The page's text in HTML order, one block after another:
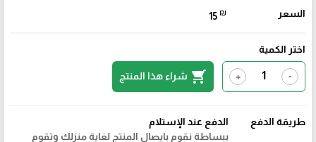
السعر 15 ₪
اختر الكمية
-
+
shopping_cart شراء هذا المنتج
طريقة الدفع
الدفع عند الإستلام
ببساطة نقوم بايصال المنتج لغاية منزلك وتقوم